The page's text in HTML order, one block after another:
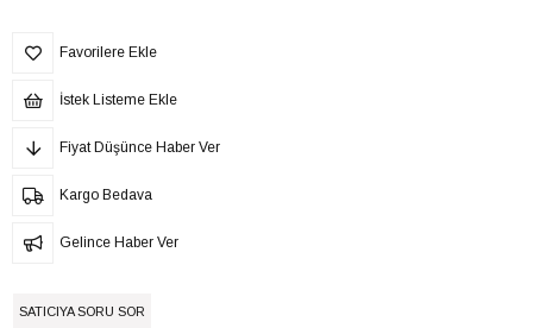
Favorilere Ekle
İstek Listeme Ekle
Fiyat Düşünce Haber Ver
Kargo Bedava
Gelince Haber Ver
SATICIYA SORU SOR